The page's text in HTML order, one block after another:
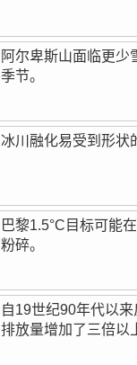
阿尔卑斯山面临更少
季节。
冰川融化易受到形状
巴黎1.5°C目标可能
粉碎。
自19世纪90年代以
排放量增加了三倍以